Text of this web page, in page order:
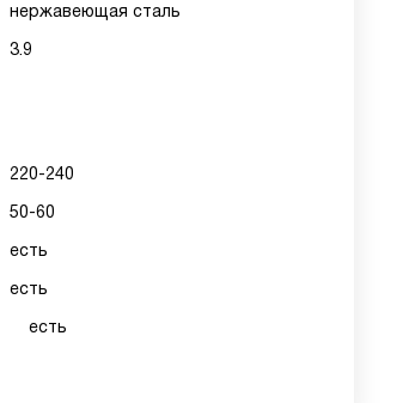
нержавеющая сталь
3.9
220-240
50-60
есть
есть
есть